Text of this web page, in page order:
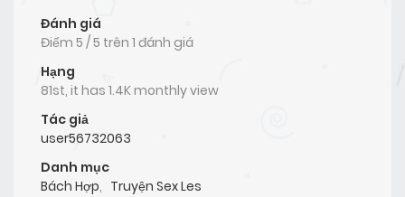
Đánh giá
Điểm 5 /5 trên 1 đánh giá
Hạng
81st, it has 1.4K monthly view
Tác giả
user56732063
Danh mục
Bách Hợp, Truyện Sex Les